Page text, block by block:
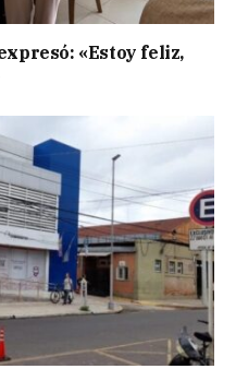
«Estoy feliz,